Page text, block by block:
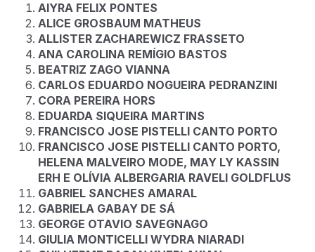
AIYRA FELIX PONTES
ALICE GROSBAUM MATHEUS
ALLISTER ZACHAREWICZ FRASSETO
ANA CAROLINA REMÍGIO BASTOS
BEATRIZ ZAGO VIANNA
CARLOS EDUARDO NOGUEIRA PEDRANZINI
CORA PEREIRA HORS
EDUARDA SIQUEIRA MARTINS
FRANCISCO JOSE PISTELLI CANTO PORTO
FRANCISCO JOSE PISTELLI CANTO PORTO,
HELENA MALVEIRO MODE, MAY LY KASSIN
ERH E OLÍVIA ALBERGARIA RAVELI GOLDFLUS
GABRIEL SANCHES AMARAL
GABRIELA GABAY DE SÁ
GEORGE OTAVIO SAVEGNAGO
GIULIA MONTICELLI WYDRA NIARADI